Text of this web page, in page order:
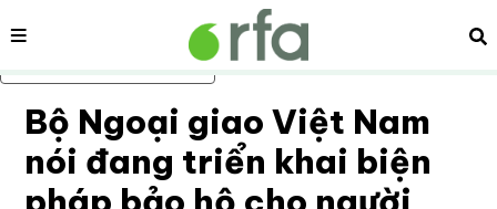
Bỏ qua nội dung chính
Nội dung
Bộ Ngoại giao Việt Nam
nói đang triển khai biện